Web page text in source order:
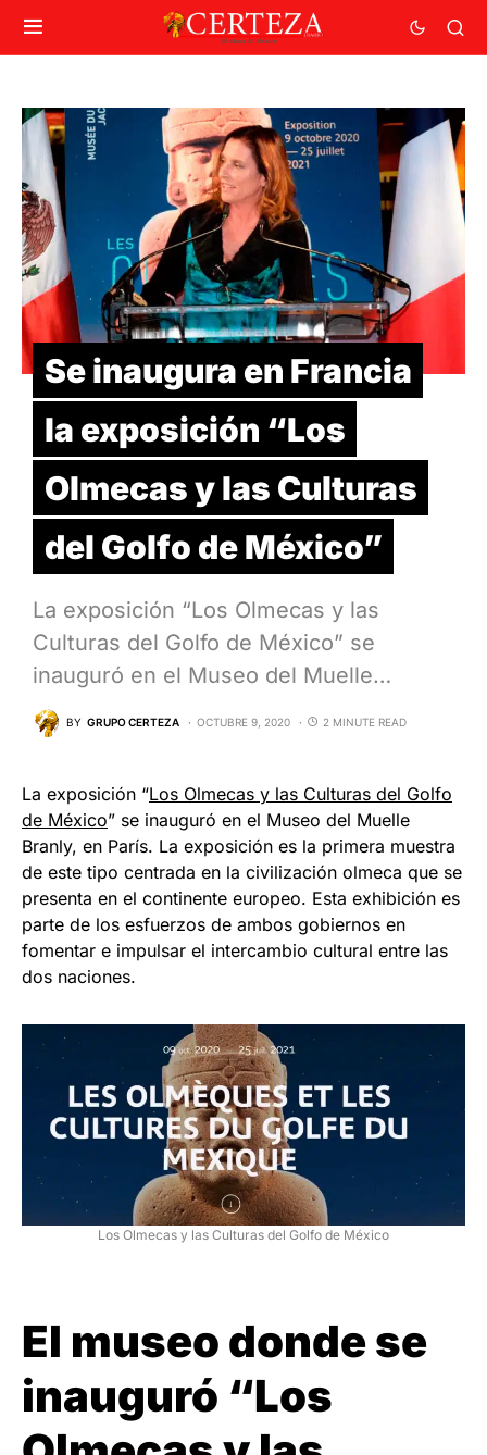
Se inaugura en Francia
la exposición “Los
Olmecas y las Culturas
del Golfo de México”
La exposición “Los Olmecas y las
Culturas del Golfo de México” se
inauguró en el Museo del Muelle…
BY GRUPO CERTEZA OCTUBRE 9, 2020 2 MINUTE READ
La exposición “Los Olmecas y las Culturas del Golfo
de México” se inauguró en el Museo del Muelle
Branly, en París. La exposición es la primera muestra
de este tipo centrada en la civilización olmeca que se
presenta en el continente europeo. Esta exhibición es
parte de los esfuerzos de ambos gobiernos en
fomentar e impulsar el intercambio cultural entre las
dos naciones.
Los Olmecas y las Culturas del Golfo de México
El museo donde se
inauguró “Los